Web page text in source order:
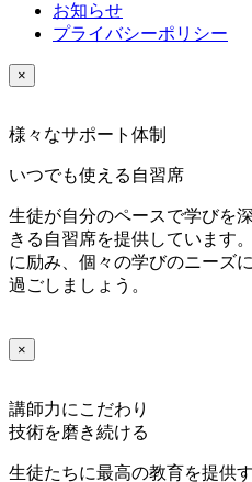
お知らせ
プライバシーポリシー
×
様々なサポート体制
いつでも使える自習席
生徒が自分のペースで学びを
きる自習席を提供しています
に励み、個々の学びのニーズ
過ごしましょう。
×
講師力にこだわり
技術を磨き続ける
生徒たちに最高の教育を提供